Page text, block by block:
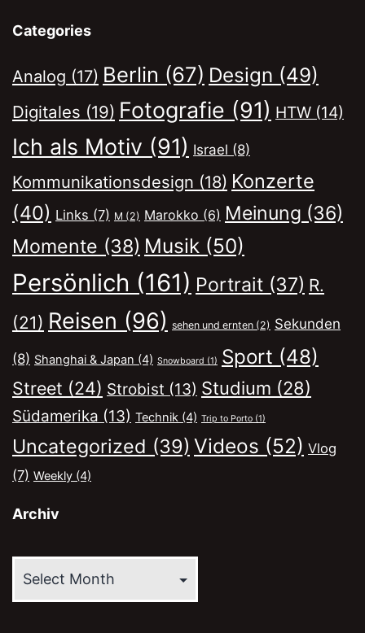
Categories
Analog (17) Berlin (67) Design (49)
Digitales (19) Fotografie (91) HTW (14)
Ich als Motiv (91) Israel (8)
Kommunikationsdesign (18) Konzerte
(40) Links (7) M (2) Marokko (6) Meinung (36)
Momente (38) Musik (50)
Persönlich (161) Portrait (37) R.
(21) Reisen (96) sehen und ernten (2) Sekunden
(8) Shanghai & Japan (4) Snowboard (1) Sport (48)
Street (24) Strobist (13) Studium (28)
Südamerika (13) Technik (4) Trip to Porto (1)
Uncategorized (39) Videos (52) Vlog
(7) Weekly (4)
Archiv